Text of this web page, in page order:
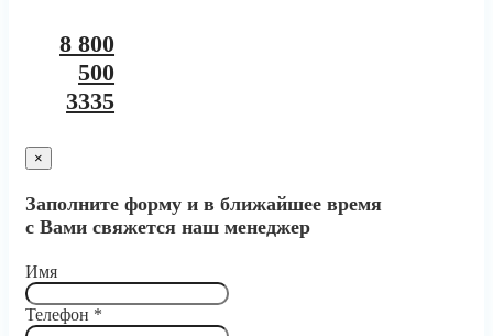
8 800
500
3335
×
Заполните форму и в ближайшее время
с Вами свяжется наш менеджер
Имя
Телефон *